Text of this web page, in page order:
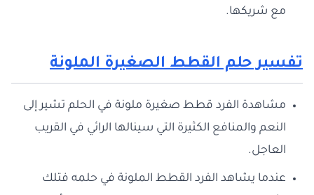
مع شريكها.
تفسير حلم القطط الصغيرة الملونة
مشاهدة الفرد قطط صغيرة ملونة في الحلم تشير إلى
النعم والمنافع الكثيرة التي سينالها الرائي في القريب
العاجل.
عندما يشاهد الفرد القطط الملونة في حلمه فتلك